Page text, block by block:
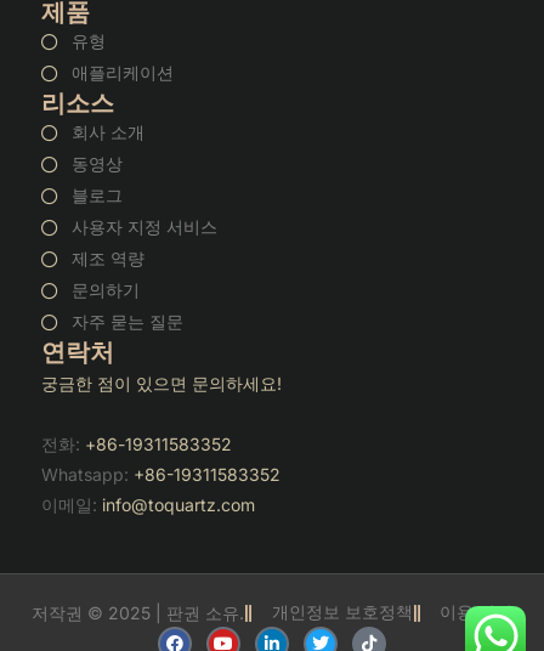
제품
유형
애플리케이션
리소스
회사 소개
동영상
블로그
사용자 지정 서비스
제조 역량
문의하기
자주 묻는 질문
연락처
궁금한 점이 있으면 문의하세요!
전화: +86-19311583352
Whatsapp: +86-19311583352
이메일: info@toquartz.com
저작권 © 2025 | 판권 소유. 개인정보 보호정책
이용 약관
F
유 링 트 틱